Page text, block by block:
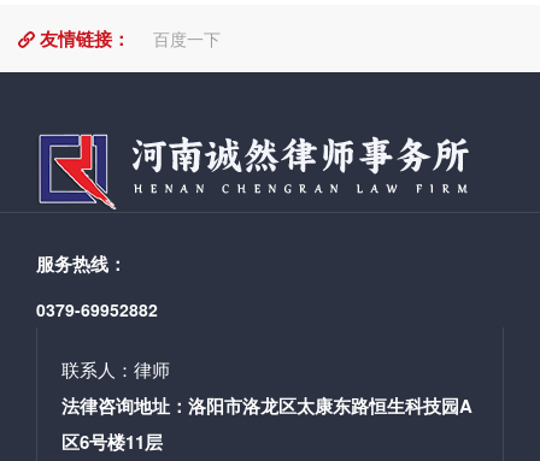
友情链接： 百度一下
服务热线：
0379-69952882
联系人：律师
法律咨询地址：洛阳市洛龙区太康东路恒生科技园A
区6号楼11层